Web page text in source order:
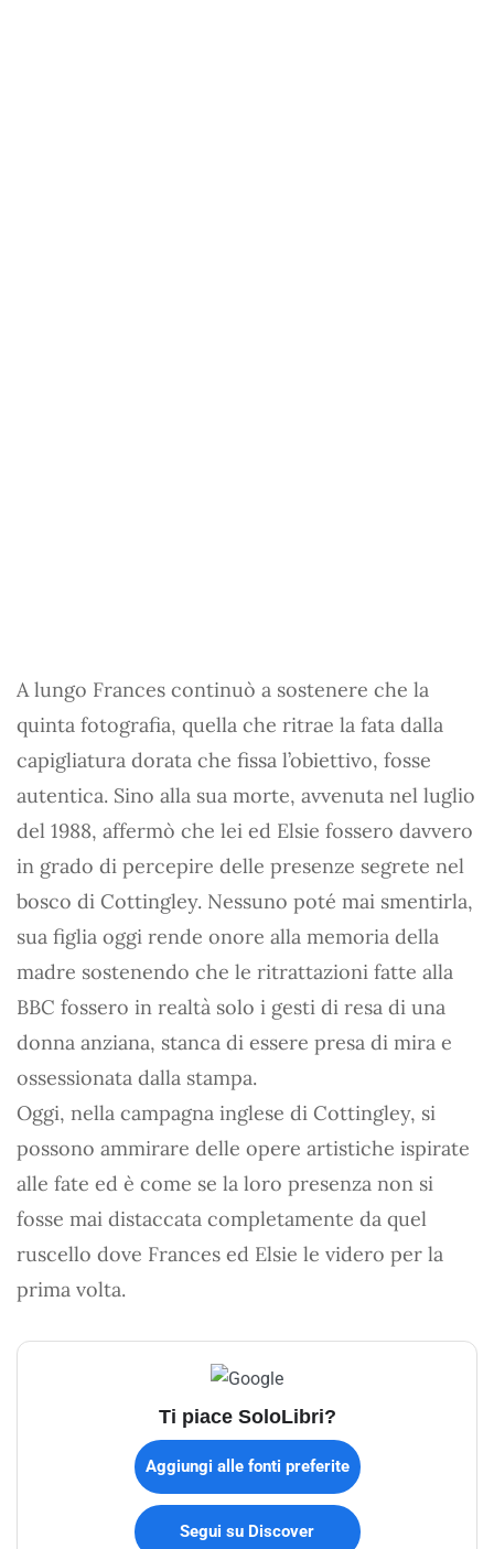
A lungo Frances continuò a sostenere che la
quinta fotografia, quella che ritrae la fata dalla
capigliatura dorata che fissa l’obiettivo, fosse
autentica. Sino alla sua morte, avvenuta nel luglio
del 1988, affermò che lei ed Elsie fossero davvero
in grado di percepire delle presenze segrete nel
bosco di Cottingley. Nessuno poté mai smentirla,
sua figlia oggi rende onore alla memoria della
madre sostenendo che le ritrattazioni fatte alla
BBC fossero in realtà solo i gesti di resa di una
donna anziana, stanca di essere presa di mira e
ossessionata dalla stampa.
Oggi, nella campagna inglese di Cottingley, si
possono ammirare delle opere artistiche ispirate
alle fate ed è come se la loro presenza non si
fosse mai distaccata completamente da quel
ruscello dove Frances ed Elsie le videro per la
prima volta.
Ti piace SoloLibri?
Aggiungi alle fonti preferite
Segui su Discover